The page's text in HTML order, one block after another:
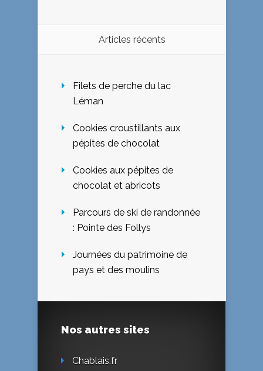
Articles récents
Filets de perche du lac
Léman
Cookies croustillants aux
pépites de chocolat
Cookies aux pépites de
chocolat et abricots
Parcours de ski de randonnée
: Pointe des Follys
Journées du patrimoine de
pays et des moulins
Nos autres sites
Chablais.fr